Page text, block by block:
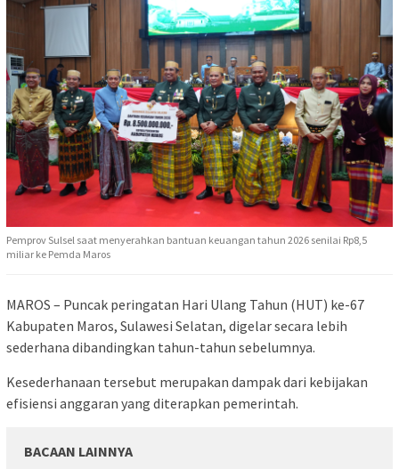
Pemprov Sulsel saat menyerahkan bantuan keuangan tahun 2026 senilai Rp8,5
miliar ke Pemda Maros
MAROS – Puncak peringatan Hari Ulang Tahun (HUT) ke-67
Kabupaten Maros, Sulawesi Selatan, digelar secara lebih
sederhana dibandingkan tahun-tahun sebelumnya.
Kesederhanaan tersebut merupakan dampak dari kebijakan
efisiensi anggaran yang diterapkan pemerintah.
BACAAN LAINNYA